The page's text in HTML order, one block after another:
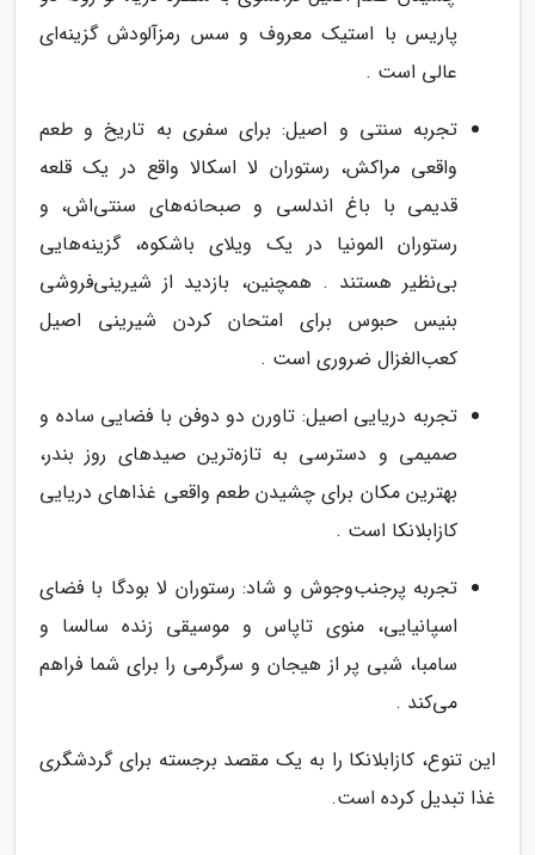
پاریس با استیک معروف و سس رمزآلودش گزینه‌ای
عالی است .
تجربه سنتی و اصیل: برای سفری به تاریخ و طعم
واقعی مراکش، رستوران لا اسکالا واقع در یک قلعه
قدیمی با باغ اندلسی و صبحانه‌های سنتی‌اش، و
رستوران المونیا در یک ویلای باشکوه، گزینه‌هایی
بی‌نظیر هستند . همچنین، بازدید از شیرینی‌فروشی
بنیس حبوس برای امتحان کردن شیرینی اصیل
کعب‌الغزال ضروری است .
تجربه دریایی اصیل: تاورن دو دوفن با فضایی ساده و
صمیمی و دسترسی به تازه‌ترین صیدهای روز بندر،
بهترین مکان برای چشیدن طعم واقعی غذاهای دریایی
کازابلانکا است .
تجربه پرجنب‌وجوش و شاد: رستوران لا بودگا با فضای
اسپانیایی، منوی تاپاس و موسیقی زنده سالسا و
سامبا، شبی پر از هیجان و سرگرمی را برای شما فراهم
می‌کند .
این تنوع، کازابلانکا را به یک مقصد برجسته برای گردشگری
غذا تبدیل کرده است.